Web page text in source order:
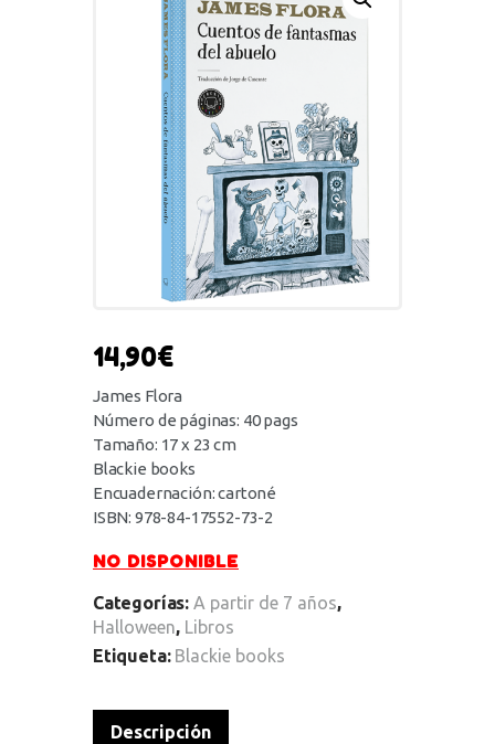
14,90€
James Flora
Número de páginas: 40 pags
Tamaño: 17 x 23 cm
Blackie books
Encuadernación: cartoné
ISBN: 978-84-17552-73-2
NO DISPONIBLE
Categorías: A partir de 7 años,
Halloween, Libros
Etiqueta: Blackie books
Descripción